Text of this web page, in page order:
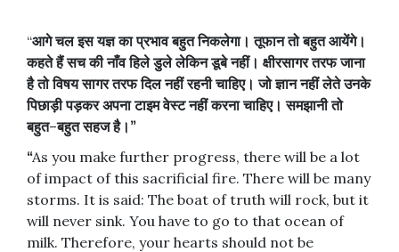
“आगे चल इस यज्ञ का प्रभाव बहुत निकलेगा। तूफान तो बहुत आयेंगे।
कहते हैं सच की नाँव हिले डुले लेकिन डूबे नहीं। क्षीरसागर तरफ जाना
है तो विषय सागर तरफ दिल नहीं रहनी चाहिए। जो ज्ञान नहीं लेते उनके
पिछाड़ी पड़कर अपना टाइम वेस्ट नहीं करना चाहिए। समझानी तो
बहुत–बहुत सहज है। ”
“As you make further progress, there will be a lot
of impact of this sacrificial fire. There will be many
storms. It is said: The boat of truth will rock, but it
will never sink. You have to go to that ocean of
milk. Therefore, your hearts should not be